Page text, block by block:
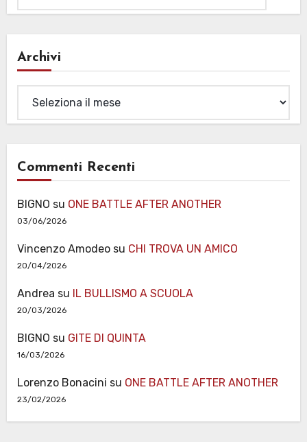
Archivi
Commenti Recenti
BIGNO su ONE BATTLE AFTER ANOTHER
03/06/2026
Vincenzo Amodeosu CHI TROVA UN AMICO
20/04/2026
Andrea su IL BULLISMO A SCUOLA
20/03/2026
BIGNO su GITE DI QUINTA
16/03/2026
Lorenzo Bonacini su ONE BATTLE AFTER ANOTHER
23/02/2026